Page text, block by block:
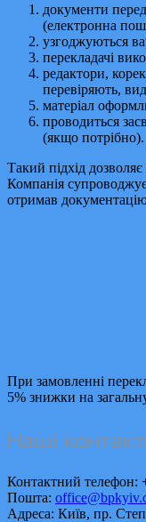
документи
(електронна
узгоджуються
перекладачі
редактори,
перевіряють,
матеріал
проводиться
(якщо потрібно).
Такий підхід
Компанія
отримав
При замовленні
5% знижки на
Наші
Контактний телефон:
Пошта:
Адреса: Київ, пр.